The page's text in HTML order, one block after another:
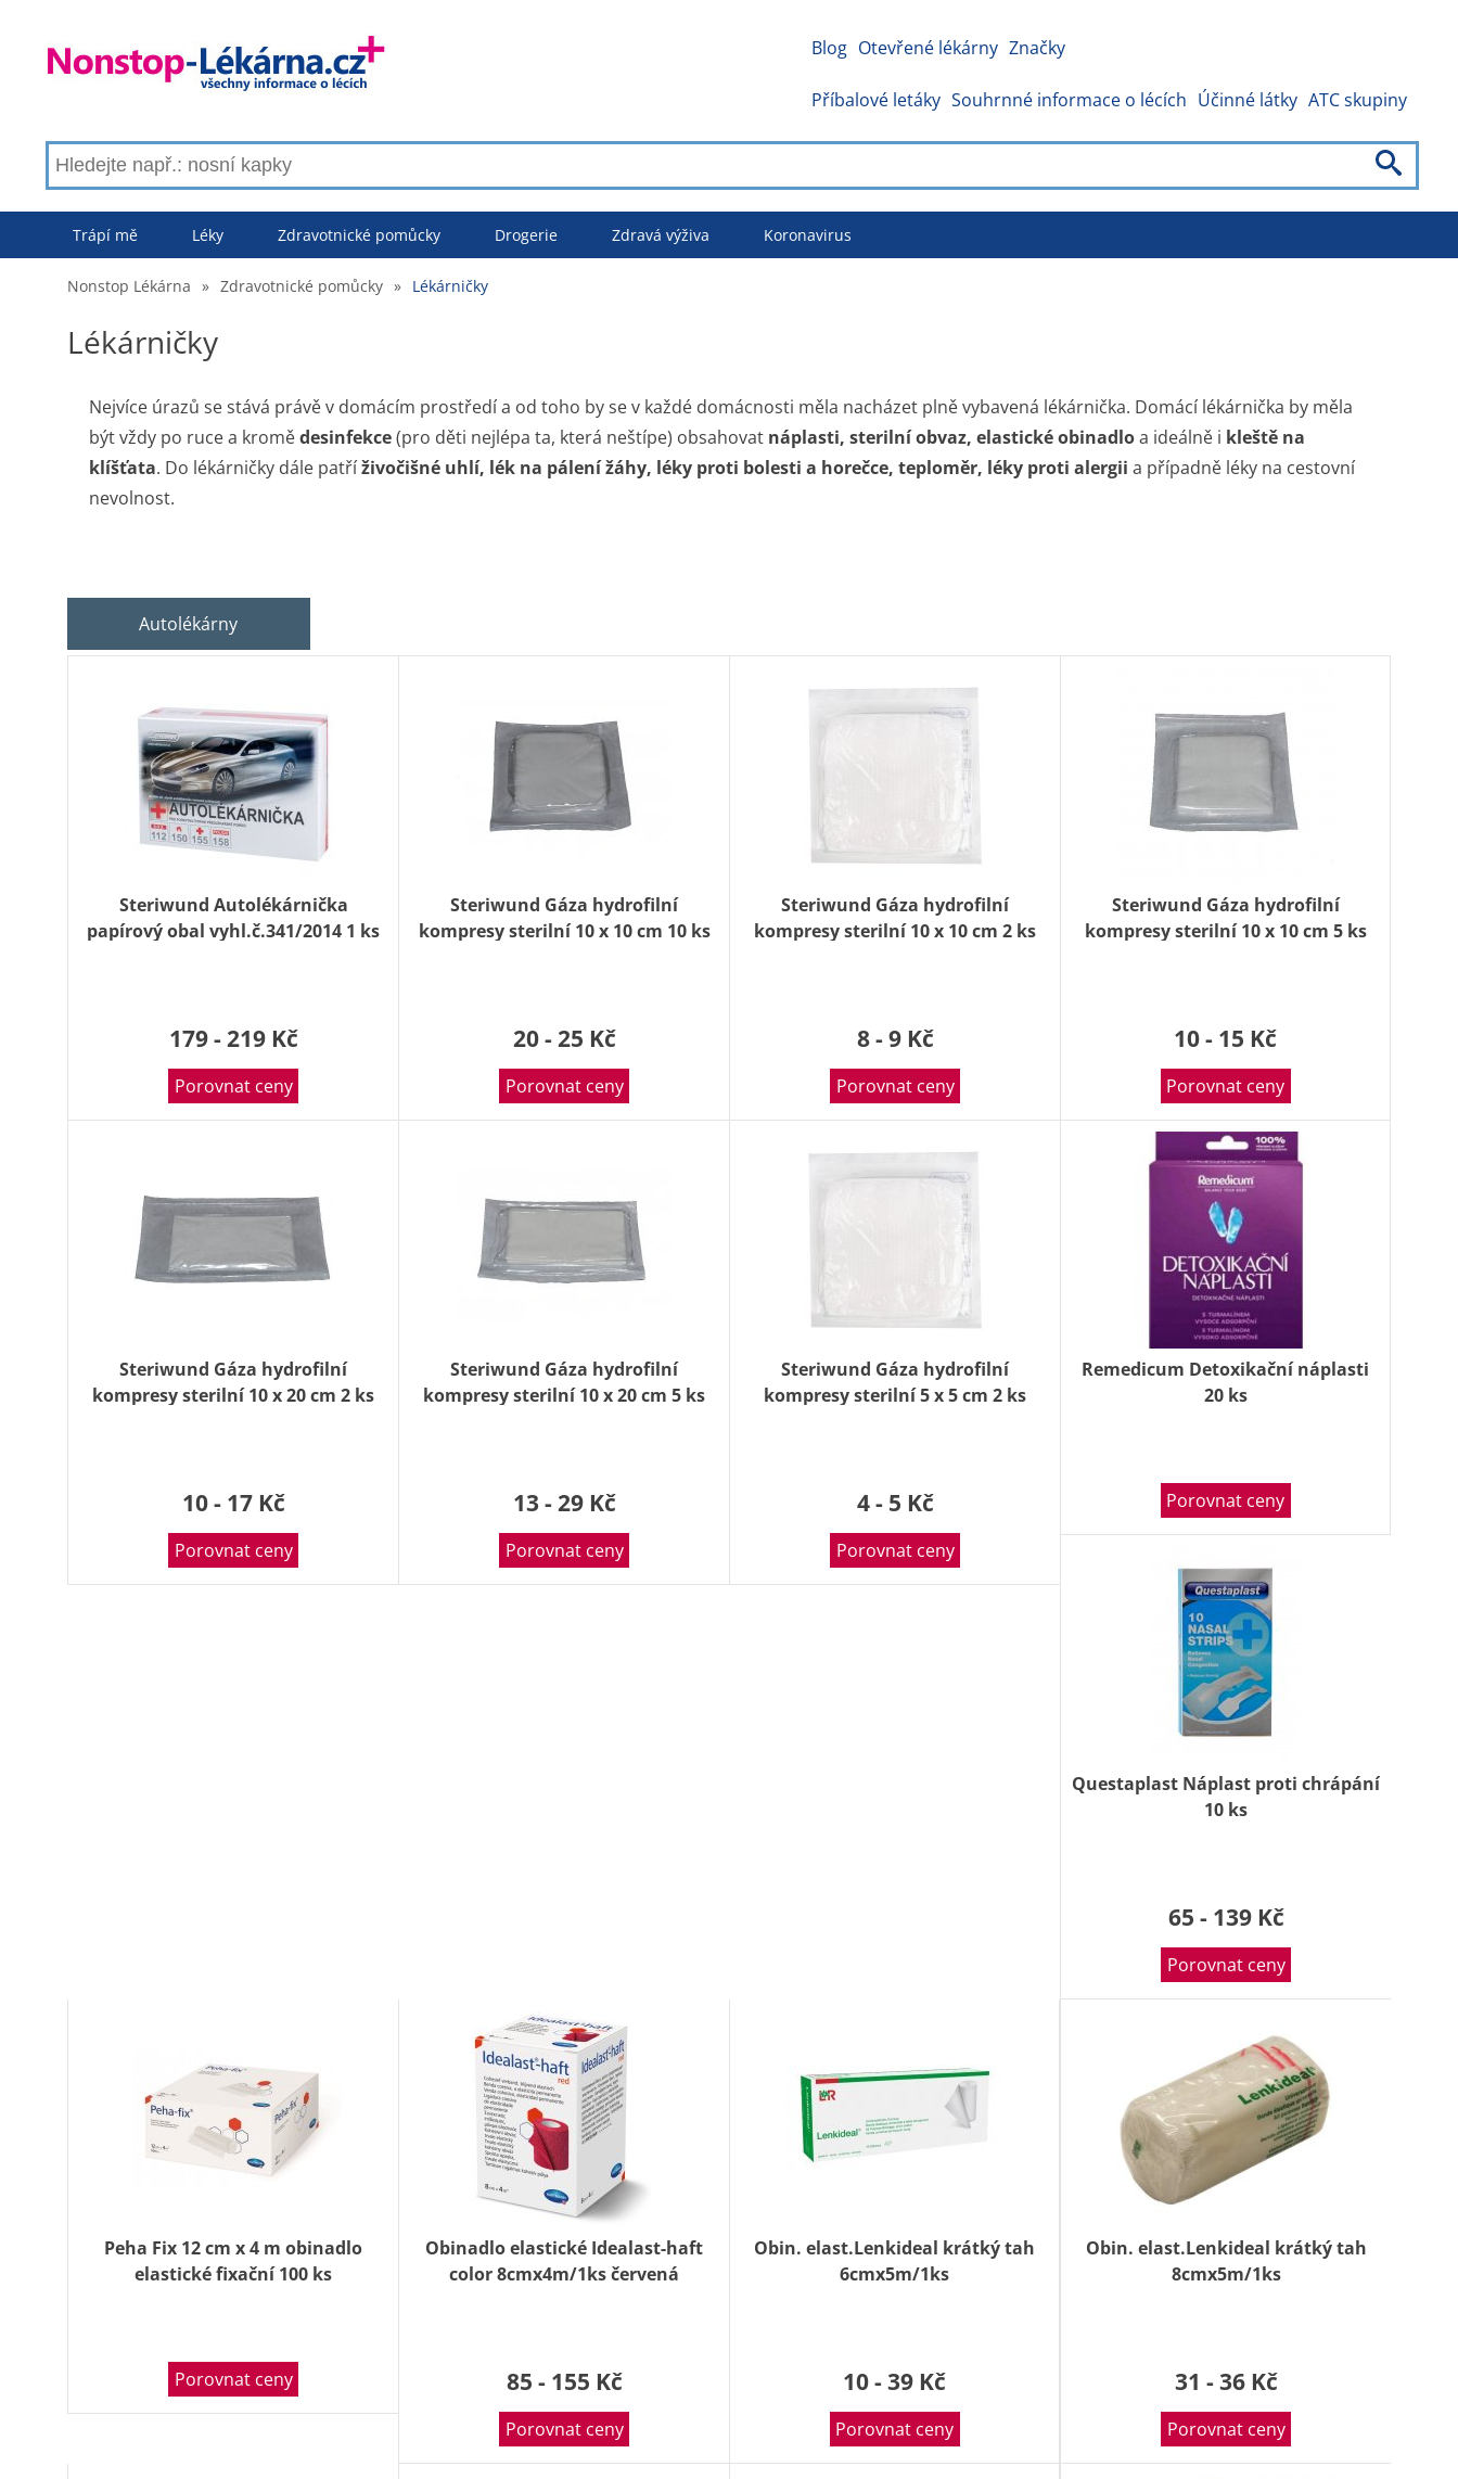
Blog Otevřené lékárny Značky
Příbalové letáky Souhrnné informace o lécích Účinné látky ATC skupiny
Trápí mě Léky Zdravotnické pomůcky Drogerie Zdravá výživa Koronavirus
Nonstop Lékárna » Zdravotnické pomůcky » Lékárničky
Lékárničky
Nejvíce úrazů se stává právě v domácím prostředí a od toho by se v každé domácnosti měla nacházet plně vybavená lékárnička. Domácí lékárnička by měla
být vždy po ruce a kromědesinfekce(pro děti nejlépa ta, která neštípe) obsahovat náplasti, sterilní obvaz, elastické obinadloa ideálně i kleště na
klíšťata. Do lékárničky dále patříživočišné uhlí, lék na pálení žáhy, léky proti bolesti a horečce, teploměr, léky proti alergii a případně léky na cestovní
nevolnost.
Autolékárny
Steriwund Autolékárnička
papírový obal vyhl.č.341/2014 1 ks
179 - 219 Kč
Porovnat ceny
Steriwund Gáza hydrofilní
kompresy sterilní 10 x 10 cm 10 ks
20 - 25 Kč
Porovnat ceny
Steriwund Gáza hydrofilní
kompresy sterilní 10 x 10 cm 2 ks
8 - 9 Kč
Porovnat ceny
Steriwund Gáza hydrofilní
kompresy sterilní 10 x 10 cm 5 ks
10 - 15 Kč
Porovnat ceny
Steriwund Gáza hydrofilní
kompresy sterilní 10 x 20 cm 2 ks
10 - 17 Kč
Porovnat ceny
Steriwund Gáza hydrofilní
kompresy sterilní 10 x 20 cm 5 ks
13 - 29 Kč
Porovnat ceny
Steriwund Gáza hydrofilní
kompresy sterilní 5 x 5 cm 2 ks
4 - 5 Kč
Porovnat ceny
Remedicum Detoxikační náplasti
20 ks
Porovnat ceny
Questaplast Náplast proti chrápání
10 ks
65 - 139 Kč
Porovnat ceny
Peha Fix 12 cm x 4 m obinadlo
elastické fixační 100 ks
Porovnat ceny
Obinadlo elastické Idealast-haft
color 8cmx4m/1ks červená
85 - 155 Kč
Porovnat ceny
Obin. elast.Lenkideal krátký tah
6cmx5m/1ks
10 - 39 Kč
Porovnat ceny
Obin. elast.Lenkideal krátký tah
8cmx5m/1ks
31 - 36 Kč
Porovnat ceny